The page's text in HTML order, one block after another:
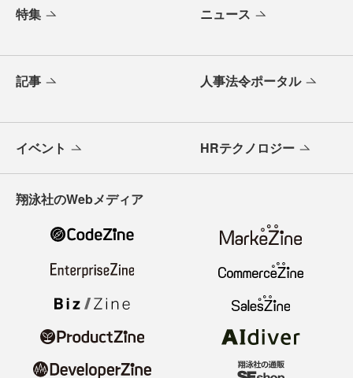
特集 ニュース
記事 人事法令ポータル
イベント HRテクノロジー
翔泳社のWebメディア